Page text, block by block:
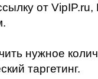
от
нужное
таргетинг.